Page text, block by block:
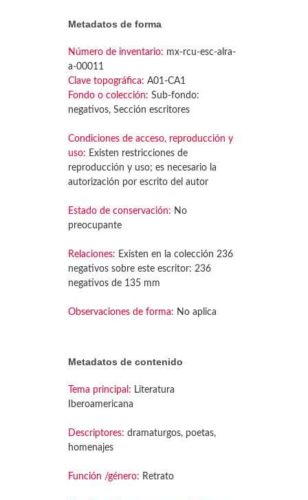
Metadatos de forma
Número de inventario: mx-rcu-esc-alra-
a-00011
Clave topográfica: A01-CA1
Fondo o colección: Sub-fondo:
negativos, Sección escritores
Condiciones de acceso, reproducción y
uso: Existen restricciones de
reproducción y uso; es necesario la
autorización por escrito del autor
Estado de conservación: No
preocupante
Relaciones: Existen en la colección 236
negativos sobre este escritor: 236
negativos de 135 mm
Observaciones de forma: No aplica
Metadatos de contenido
Tema principal: Literatura
Iberoamericana
Descriptores: dramaturgos, poetas,
homenajes
Función /género: Retrato